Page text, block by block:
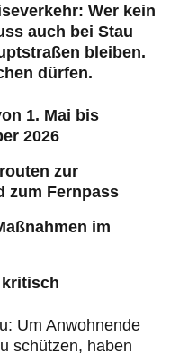
Wer kein
auch bei Stau
bleiben.
dürfen.
1. Mai bis
2026
zur
zum Fernpass
im
kritisch
Um Anwohnende
schützen, haben